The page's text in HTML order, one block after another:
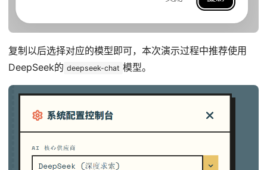
复制以后选择对应的模型即可，本次演示过程中推荐使用
DeepSeek的 deepseek-chat 模型。